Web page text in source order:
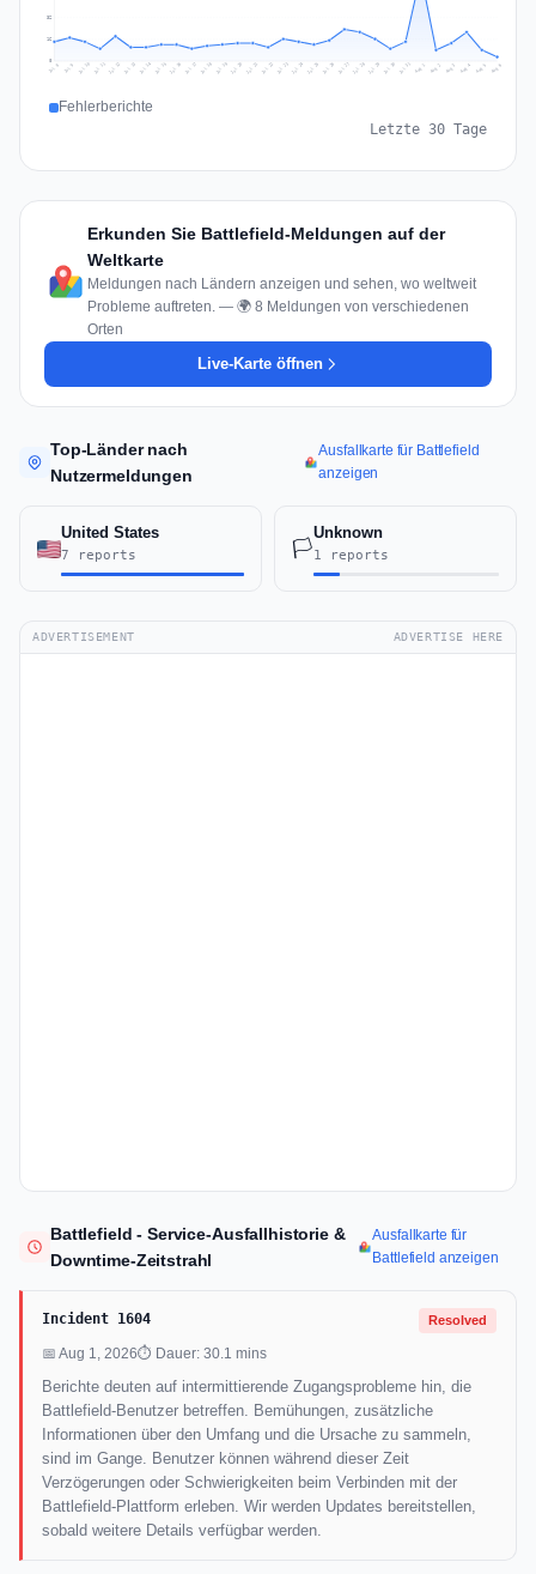
16
32
Jul 8 Jul 9 Jul 10 Jul 11 Jul 12 Jul 13 Jul 14 Jul 15 Jul 16 Jul 17 Jul 18 Jul 19 Jul 20 Jul 21 Jul 22 Jul 23 Jul 24 Jul 25 Jul 26 Jul 27 Jul 28 Jul 29 Jul 30 Jul 31 Aug 1 Aug 2 Aug 3 Aug 4 Aug 5 Aug 6
Fehlerberichte
Letzte 30 Tage
Erkunden Sie Battlefield-Meldungen auf der
Weltkarte
Meldungen nach Ländern anzeigen und sehen, wo weltweit
Probleme auftreten. — 🌍 8 Meldungen von verschiedenen
Orten
Live-Karte öffnen
Top-Länder nach
Nutzermeldungen
Ausfallkarte für Battlefield
anzeigen
United States
7 reports 🏳️
Unknown
1 reports
ADVERTISEMENT ADVERTISE HERE
Battlefield - Service-Ausfallhistorie &
Downtime-Zeitstrahl
Ausfallkarte für
Battlefield anzeigen
Incident 1604 Resolved
📅 Aug 1, 2026⏱ Dauer: 30.1 mins
Berichte deuten auf intermittierende Zugangsprobleme hin, die
Battlefield-Benutzer betreffen. Bemühungen, zusätzliche
Informationen über den Umfang und die Ursache zu sammeln,
sind im Gange. Benutzer können während dieser Zeit
Verzögerungen oder Schwierigkeiten beim Verbinden mit der
Battlefield-Plattform erleben. Wir werden Updates bereitstellen,
sobald weitere Details verfügbar werden.